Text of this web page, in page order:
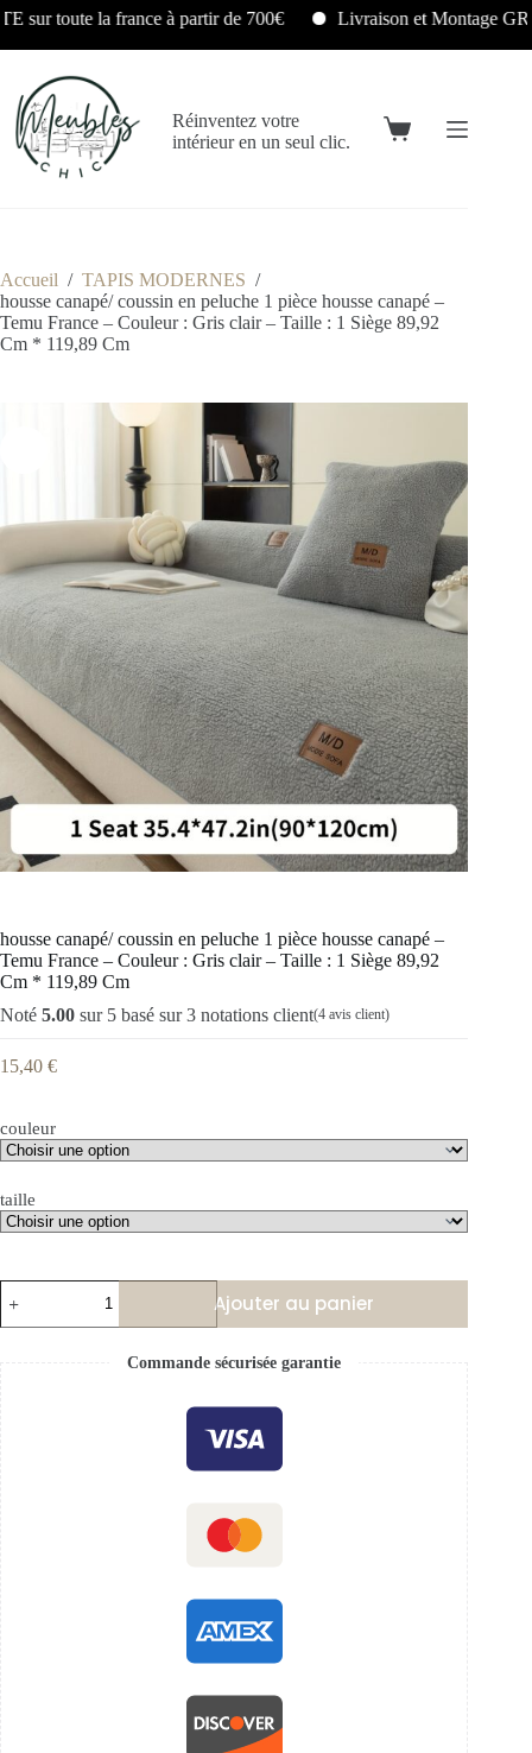
Livraison et Montage GRATUITS en Île-de-France sous 24/48H
Réinventez votre
intérieur en un seul clic.
Accueil / TAPIS MODERNES /
housse canapé/ coussin en peluche 1 pièce housse canapé –
Temu France – Couleur : Gris clair – Taille : 1 Siège 89,92
Cm * 119,89 Cm
housse canapé/ coussin en peluche 1 pièce housse canapé –
Temu France – Couleur : Gris clair – Taille : 1 Siège 89,92
Cm * 119,89 Cm
Noté 5.00 sur 5 basé sur3 notations client(4 avis client)
15,40 €
couleur
taille
Ajouter au panier
Commande sécurisée garantie